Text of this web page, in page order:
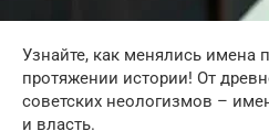
Узнайте, как менялись имена
протяжении истории! От
советских неологизмов –
и власть.